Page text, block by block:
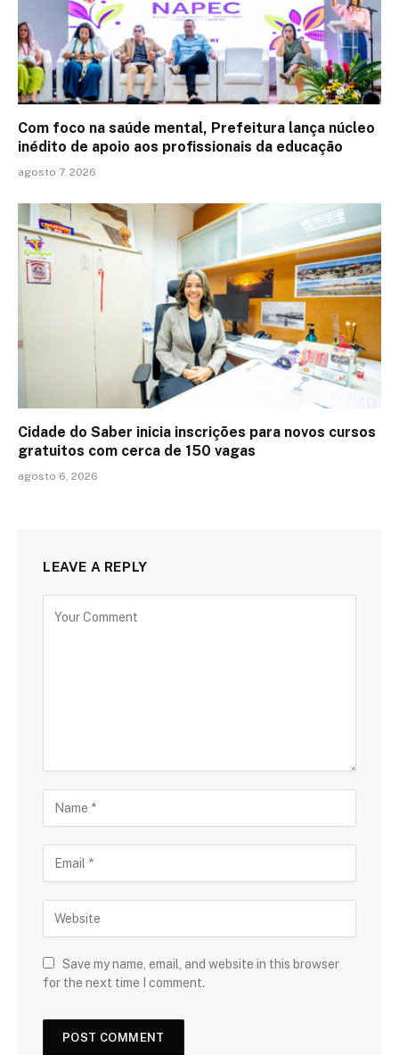
Com foco na saúde mental, Prefeitura lança núcleo
inédito de apoio aos profissionais da educação
agosto 7, 2026
Cidade do Saber inicia inscrições para novos cursos
gratuitos com cerca de 150 vagas
agosto 6, 2026
LEAVE A REPLY
Save my name, email, and website in this browser
for the next time I comment.